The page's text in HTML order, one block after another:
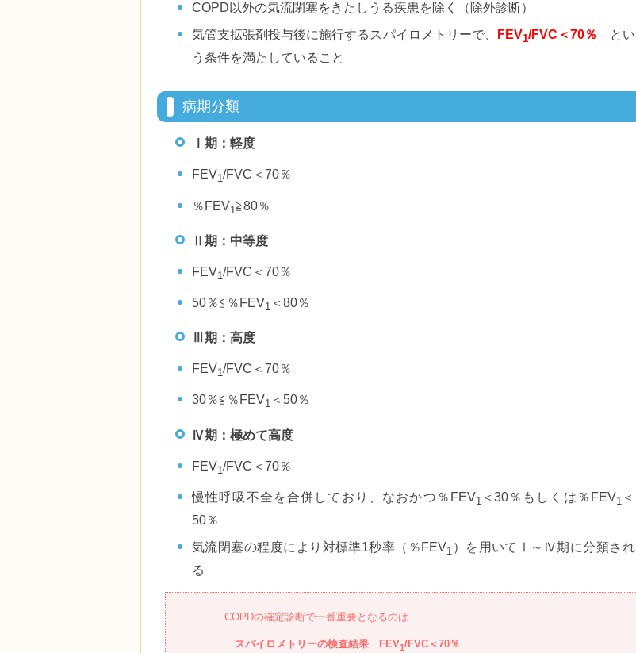
COPD以外の気流閉塞をきたしうる疾患を除く（除外診断）
気管支拡張剤投与後に施行するスパイロメトリーで、
FEV1/FVC＜70％
とい
う条件を満たしていること
病期分類
Ⅰ期：軽度
FEV1/FVC＜70％
％FEV1 ≧80％
Ⅱ期：中等度
FEV1 /FVC＜70％
50％≦％FEV1 ＜80％
Ⅲ期：高度
FEV1/FVC＜70％
30％≦％FEV1 ＜50％
Ⅳ期：極めて高度
FEV1/FVC＜70％
慢性呼吸不全を合併しており、なおかつ％FEV1 ＜30％もしくは％FEV1 ＜
50％
気流閉塞の程度により対標準1秒率（％FEV1 ）を用いてⅠ～Ⅳ期に分類され
る
COPDの確定診断で一番重要となるのは
スパイロメトリーの検査結果 FEV1/FVC＜70％